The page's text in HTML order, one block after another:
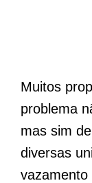
Muitos
problema
mas sim
diversas